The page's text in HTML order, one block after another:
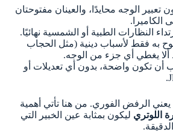
تعبير الوجه محايدًا، والعينان مفتوحتان
الكاميرا.
النظارات الطبية أو الشمسية نهائيًا.
به فقط لأسباب دينية (مثل الحجاب
يغطي أي جزء من الوجه.
أن تكون واضحة، بدون أي تعديلات أو
الرفض الفوري. من هنا تأتي أهمية
اللوتري ليكون بمثابة عين الخبير التي